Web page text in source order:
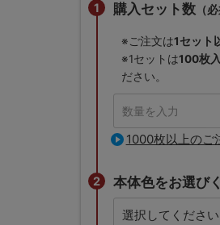
購入セット数（必
※ご注文は1セット
※1セットは100枚
ださい。
1000枚以上のご
本体色をお選び